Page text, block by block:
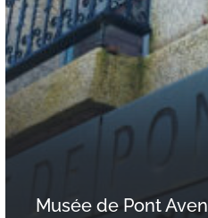
Musée de Pont Aven